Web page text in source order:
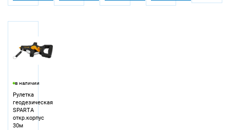
в наличии
Рулетка
геодезическая
SPARTA
откр.корпус
30м